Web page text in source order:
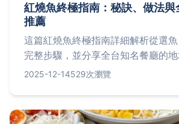
紅燒魚終極指南：秘訣、做法與
推薦
這篇紅燒魚終極指南詳細解析從選
完整步驟，並分享全台知名餐廳的
時間與評價。我們還回答常見問題，
飪經驗與小貼士，幫助你輕鬆掌握
無論在家自煮或外出品嚐都能完美
2025-12-14529次瀏覽